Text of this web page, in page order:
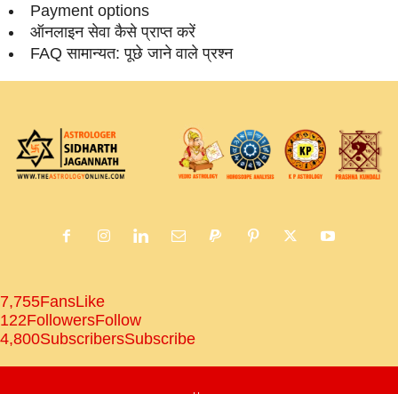
Payment options
ऑनलाइन सेवा कैसे प्राप्‍त करें
FAQ सामान्‍यत: पूछे जाने वाले प्रश्‍न
7,755FansLike
122FollowersFollow
4,800SubscribersSubscribe